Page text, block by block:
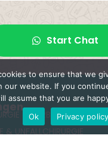
&
& UNFALLCHIRURGIE
Start Chat
to ensure that we
our website. If you
assume that you are
Ok
Privacy policy